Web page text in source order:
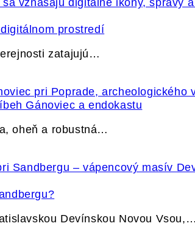
prostredí
zatajujú…
Gánoviec a endokastu
oheň a robustná…
Devínskou Novou Vsou,…